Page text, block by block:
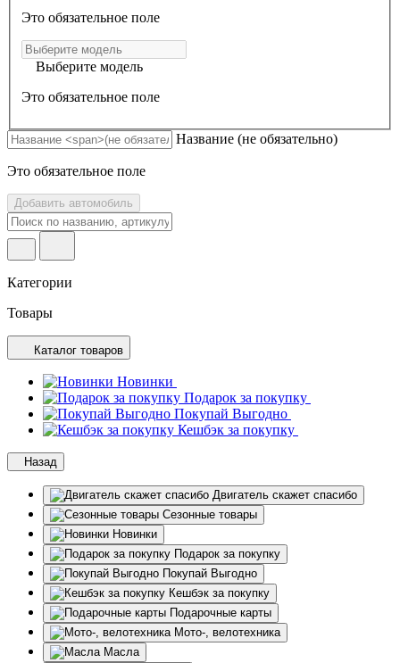
Это обязательное поле
Выберите модель
Это обязательное поле
Название (не обязательно)
Это обязательное поле
Добавить автомобиль
Категории
Товары
Каталог товаров
Новинки
Подарок за покупку
Покупай Выгодно
Кешбэк за покупку
Назад
Двигатель скажет спасибо
Сезонные товары
Новинки
Подарок за покупку
Покупай Выгодно
Кешбэк за покупку
Подарочные карты
Мото-, велотехника
Масла